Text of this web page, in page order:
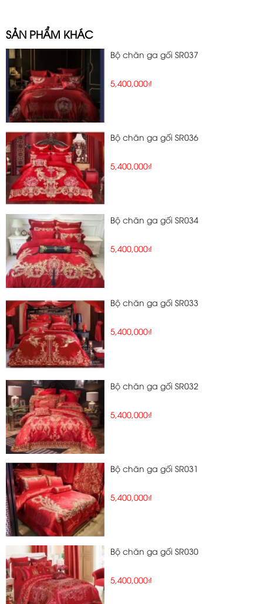
SẢN PHẨM KHÁC
Bộ chăn ga gối SR037
5,400,000₫
Bộ chăn ga gối SR036
5,400,000₫
Bộ chăn ga gối SR034
5,400,000₫
Bộ chăn ga gối SR033
5,400,000₫
Bộ chăn ga gối SR032
5,400,000₫
Bộ chăn ga gối SR031
5,400,000₫
Bộ chăn ga gối SR030
5,400,000₫